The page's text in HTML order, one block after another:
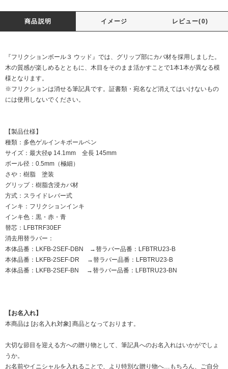
商品説明 イメージ レビュー(0)
『フリクションボール３ ウッド』では、グリップ部にカバ材を採用しました。
木の質感が楽しめるとともに、木目をそのまま活かすことで1本1本が異なる模
様となります。
※フリクションは消せる筆記具です。証書類・宛名など消えてはいけないもの
には使用しないでください。
【製品仕様】
種類：多色ゲルインキボールペン
サイズ：最大径φ 14.1mm 全長 145mm
ボール径：0.5mm（極細）
さや：樹脂 塗装
グリップ：樹脂含浸カバ材
方式：スライドレバー式
インキ：フリクションインキ
インキ色：黒・赤・青
替芯：LFBTRF30EF
消去用替ラバー：
本体品番：LKFB-2SEF-DBN →替ラバー品番：LFBTRU23-B
本体品番：LKFB-2SEF-DR →替ラバー品番：LFBTRU23-B
本体品番：LKFB-2SEF-BN →替ラバー品番：LFBTRU23-BN
【お名入れ】
本商品は [お名入れ対象] 商品となっております。
大切な節目を迎える方への贈り物として、筆記具へのお名入れはいかがでしょ
うか。
お名前やイニシャルを入れることで、より特別な贈り物へ…もちろん、ご自分